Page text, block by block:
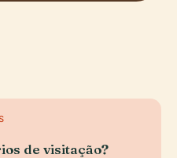
de visitação?